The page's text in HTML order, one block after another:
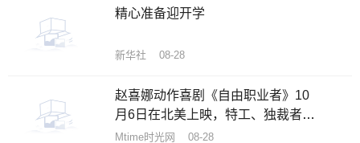
精心准备迎开学
新华社 08-28
赵喜娜动作喜剧《自由职业者》10
月6日在北美上映，特工、独裁者和
美女丛林逃亡
Mtime时光网 08-28